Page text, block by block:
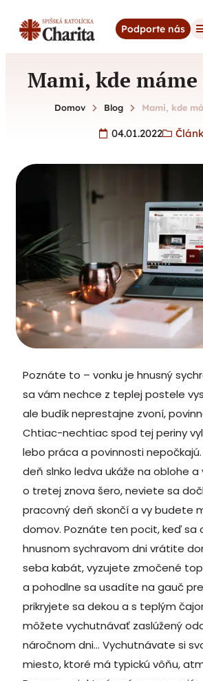
Podporte nás
Mami, kde máme
Domov Blog Mami, kde
04.01.2022
Poznáte to – vonku je hnusný
sa vám nechce z teplej postele
ale budík neprestajne zvoní,
Chtiac-nechtiac spod tej periny
lebo práca a povinnosti
deň slnko ledva ukáže na oblohe a
o tretej znova šero, neviete sa
pracovný deň skončí a vy budete
domov. Poznáte ten pocit, keď sa
hnusnom sychravom dni vrátite
seba kabát, vyzujete zmočené
a pohodlne sa usadíte na gauč
prikryjete sa dekou a s teplým
môžete vychutnávať zaslúžený
náročnom dni… Vychutnávate si
miesto, ktoré má typickú vôňu,